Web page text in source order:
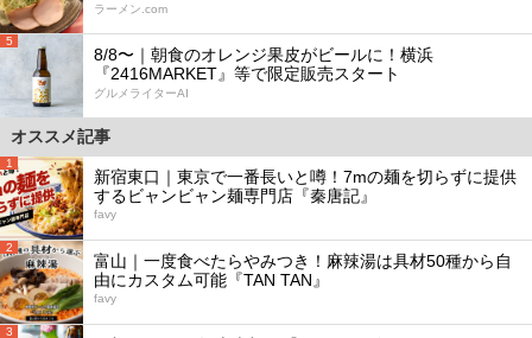
ラーメン.com
5
8/8〜｜朝食のオレンジ果皮がビールに！横浜
『2416MARKET』等で限定販売スタート
グルメライターAI
オススメ記事
1
新宿東口｜東京で一番長いと噂！7mの麺を切らずに提供
するビャンビャン麺専門店『秦唐記』
favy
2
富山｜一度食べたらやみつき！麻辣湯は具材50種から自
由にカスタム可能『TAN TAN』
favy
3